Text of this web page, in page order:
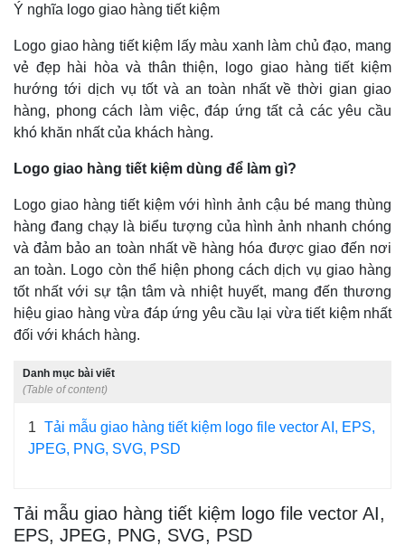
Ý nghĩa logo giao hàng tiết kiệm
Logo giao hàng tiết kiệm lấy màu xanh làm chủ đạo, mang
vẻ đẹp hài hòa và thân thiện, logo giao hàng tiết kiệm
hướng tới dịch vụ tốt và an toàn nhất về thời gian giao
hàng, phong cách làm việc, đáp ứng tất cả các yêu cầu
khó khăn nhất của khách hàng.
Logo giao hàng tiết kiệm dùng để làm gì?
Logo giao hàng tiết kiệm với hình ảnh cậu bé mang thùng
hàng đang chạy là biểu tượng của hình ảnh nhanh chóng
và đảm bảo an toàn nhất về hàng hóa được giao đến nơi
an toàn. Logo còn thể hiện phong cách dịch vụ giao hàng
tốt nhất với sự tận tâm và nhiệt huyết, mang đến thương
hiệu giao hàng vừa đáp ứng yêu cầu lại vừa tiết kiệm nhất
đối với khách hàng.
Danh mục bài viết
(Table of content)
1 Tải mẫu giao hàng tiết kiệm logo file vector AI, EPS,
JPEG, PNG, SVG, PSD
Tải mẫu giao hàng tiết kiệm logo file vector AI,
EPS, JPEG, PNG, SVG, PSD